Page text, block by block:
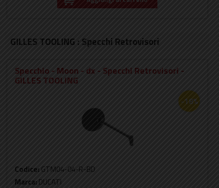
GILLES TOOLING : Specchi Retrovisori
Specchio - Moon - dx - Specchi Retrovisori -
GILLES TOOLING
-18%
Codice: GTM04-04-R-BD
Marca: DUCATI